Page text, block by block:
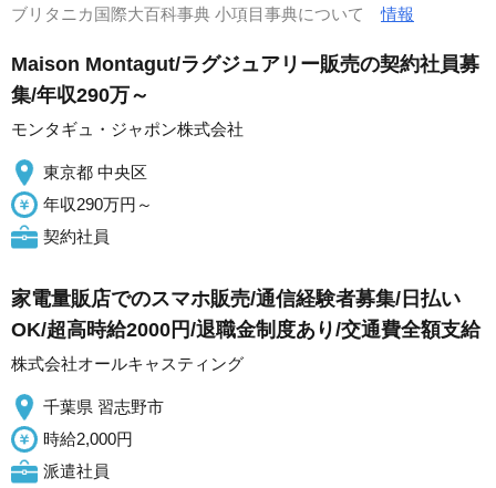
ブリタニカ国際大百科事典 小項目事典について情報
Maison Montagut/ラグジュアリー販売の契約社員募
集/年収290万～
モンタギュ・ジャポン株式会社
東京都 中央区
年収290万円～
契約社員
家電量販店でのスマホ販売/通信経験者募集/日払い
OK/超高時給2000円/退職金制度あり/交通費全額支給
株式会社オールキャスティング
千葉県 習志野市
時給2,000円
派遣社員